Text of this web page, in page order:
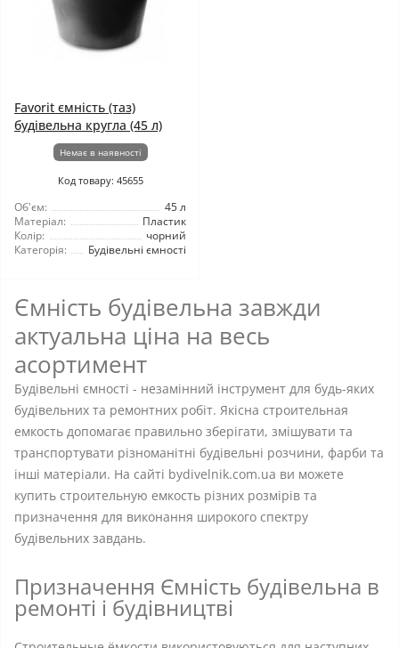
Favorit ємність (таз)
будівельна кругла (45 л)
Немає в наявності
Код товару: 45655
Об'єм:
45 л
Матеріал:
Пластик
Колір:
чорний
Категорія:
Будівельні ємності
Ємність будівельна завжди
актуальна ціна на весь
асортимент
Будівельні ємності - незамінний інструмент для будь-яких
будівельних та ремонтних робіт. Якісна строительная
емкость допомагає правильно зберігати, змішувати та
транспортувати різноманітні будівельні розчини, фарби та
інші матеріали. На сайті bydivelnik.com.ua ви можете
купить строительную емкость різних розмірів та
призначення для виконання широкого спектру
будівельних завдань.
Призначення Ємність будівельна в
ремонті і будівництві